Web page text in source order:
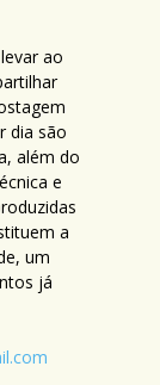
ao
dia são
além do
e
a
um
já